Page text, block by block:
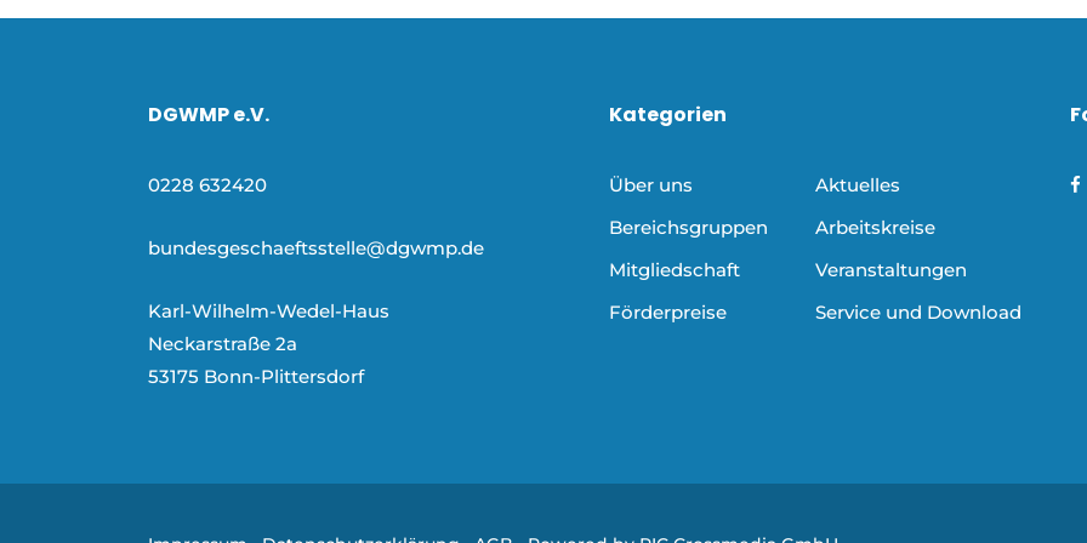
DGWMP e.V.
0228 632420
bundesgeschaeftsstelle@dgwmp.de
Karl-Wilhelm-Wedel-Haus
Neckarstraße 2a
53175 Bonn-Plittersdorf
Kategorien
Über uns
Aktuelles
Bereichsgruppen
Arbeitskreise
Mitgliedschaft
Veranstaltungen
Förderpreise
Service und Download